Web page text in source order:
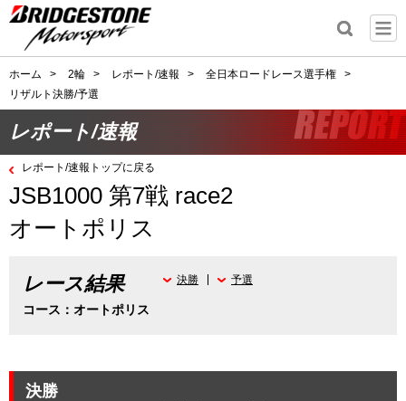
ホーム > 2輪 > レポート/速報 > 全日本ロードレース選手権
>
リザルト決勝/予選
レポート/速報
レポート/速報トップに戻る
JSB1000 第7戦 race2
オートポリス
レース結果
コース：オートポリス
決勝 予選
決勝